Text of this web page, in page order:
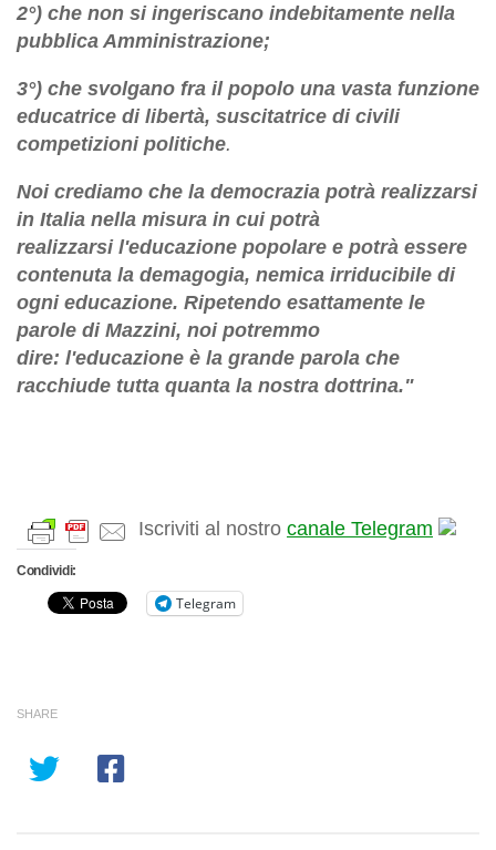
2°) che non si ingeriscano indebitamente nella
pubblica Amministrazione;
3°) che svolgano fra il popolo una vasta funzione
educatrice di libertà, suscitatrice di civili
competizioni politiche.
Noi crediamo che la democrazia potrà realizzarsi
in Italia nella misura in cui potrà
realizzarsi l'educazione popolare e potrà essere
contenuta la demagogia, nemica irriducibile di
ogni educazione. Ripetendo esattamente le
parole di Mazzini, noi potremmo
dire: l'educazione è la grande parola che
racchiude tutta quanta la nostra dottrina."
Iscriviti al nostro canale Telegram
Condividi:
Telegram
SHARE